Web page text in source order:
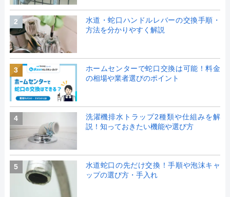
2
水道・蛇口ハンドルレバーの交換手順・
方法を分かりやすく解説
3
ホームセンターで蛇口交換は可能！料金
の相場や業者選びのポイント
4
洗濯機排水トラップ2種類や仕組みを解
説！知っておきたい機能や選び方
5
水道蛇口の先だけ交換！手順や泡沫キャ
ップの選び方・手入れ